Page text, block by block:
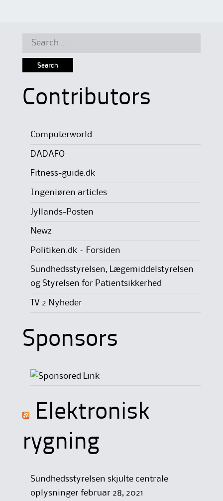
Search
Contributors
Computerworld
DADAFO
Fitness-guide.dk
Ingeniøren articles
Jyllands-Posten
Newz
Politiken.dk – Forsiden
Sundhedsstyrelsen, Lægemiddelstyrelsen
og Styrelsen for Patientsikkerhed
TV 2 Nyheder
Sponsors
Elektronisk
rygning
Sundhedsstyrelsen skjulte centrale
oplysninger februar 28, 2021